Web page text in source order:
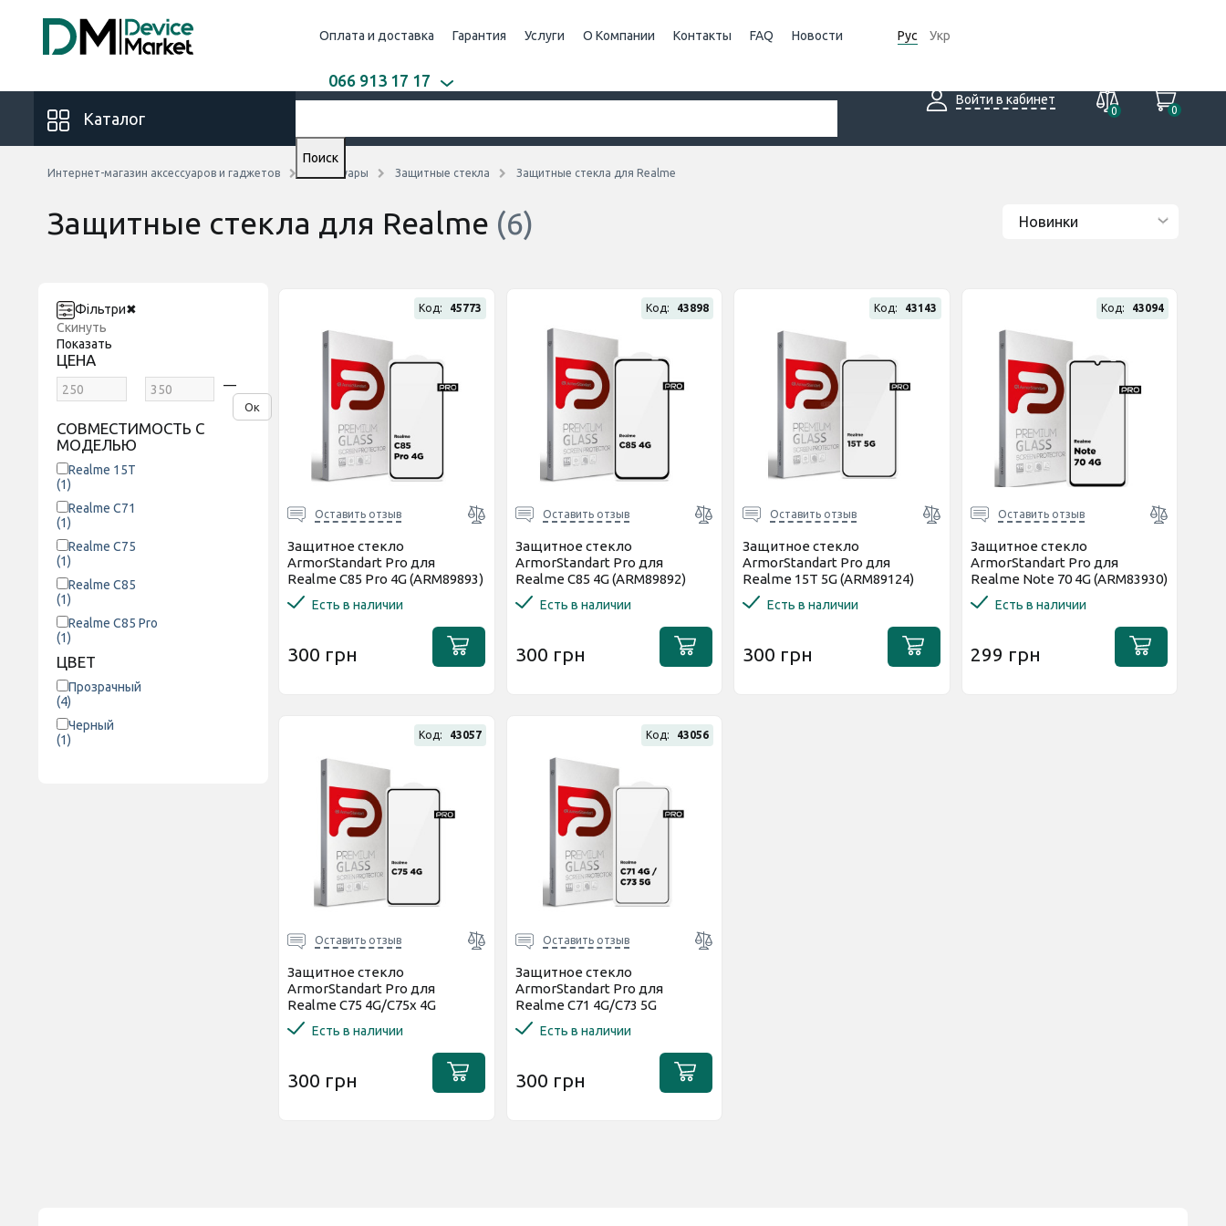
Рус Укр
Оплата и доставка Гарантия Услуги О Компании Контакты FAQ Новости
066 913 17 17
Войти в кабинет
0
0
Каталог
Поиск
Интернет-магазин аксессуаров и гаджетов Аксессуары Защитные стекла Защитные стекла для Realme
Защитные стекла для Realme (6)
Фільтри✖
Скинуть
Показать
ЦЕНА
—
Ок
СОВМЕСТИМОСТЬ С
МОДЕЛЬЮ
Realme 15T
(1)
Realme C71
(1)
Realme C75
(1)
Realme C85
(1)
Realme C85 Pro
(1)
ЦВЕТ
Прозрачный
(4)
Черный
(1)
Код: 45773
Оставить отзыв
Защитное стекло
ArmorStandart Pro для
Realme C85 Pro 4G (ARM89893)
Есть в наличии
300 грн
Код: 43898
Оставить отзыв
Защитное стекло
ArmorStandart Pro для
Realme C85 4G (ARM89892)
Есть в наличии
300 грн
Код: 43143
Оставить отзыв
Защитное стекло
ArmorStandart Pro для
Realme 15T 5G (ARM89124)
Есть в наличии
300 грн
Код: 43094
Оставить отзыв
Защитное стекло
ArmorStandart Pro для
Realme Note 70 4G (ARM83930)
Есть в наличии
299 грн
Код: 43057
Оставить отзыв
Защитное стекло
ArmorStandart Pro для
Realme C75 4G/C75x 4G
(ARM82888)
Есть в наличии
300 грн
Код: 43056
Оставить отзыв
Защитное стекло
ArmorStandart Pro для
Realme C71 4G/С73 5G
(ARM83929)
Есть в наличии
300 грн